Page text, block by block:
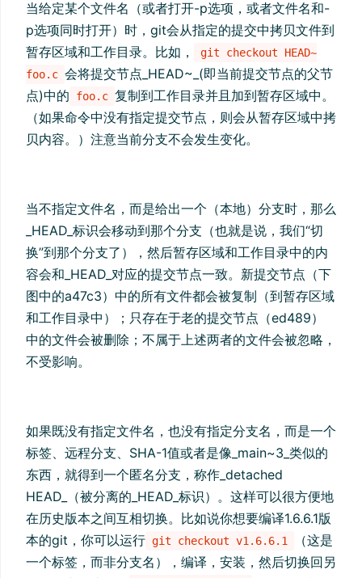
当给定某个文件名（或者打开-p选项，或者文件名和-
p选项同时打开）时，git会从指定的提交中拷贝文件到
暂存区域和工作目录。比如，
git checkout HEAD~
foo.c 会将提交节点_HEAD~_(即当前提交节点的父节
点)中的
foo.c 复制到工作目录并且加到暂存区域中。
（如果命令中没有指定提交节点，则会从暂存区域中拷
贝内容。）注意当前分支不会发生变化。
当不指定文件名，而是给出一个（本地）分支时，那么
_HEAD_标识会移动到那个分支（也就是说，我们“切
换”到那个分支了），然后暂存区域和工作目录中的内
容会和_HEAD_对应的提交节点一致。新提交节点（下
图中的a47c3）中的所有文件都会被复制（到暂存区域
和工作目录中）；只存在于老的提交节点（ed489）
中的文件会被删除；不属于上述两者的文件会被忽略，
不受影响。
如果既没有指定文件名，也没有指定分支名，而是一个
标签、远程分支、SHA-1值或者是像_main~3_类似的
东西，就得到一个匿名分支，称作_detached
HEAD_（被分离的_HEAD_标识）。这样可以很方便地
在历史版本之间互相切换。比如说你想要编译1.6.6.1版
本的git，你可以运行 git checkout v1.6.6.1
（这是
一个标签，而非分支名），编译，安装，然后切换回另